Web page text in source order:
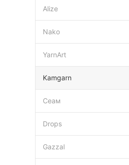
Alize
Nako
YarnArt
Kamgarn
Сеам
Drops
Gazzal